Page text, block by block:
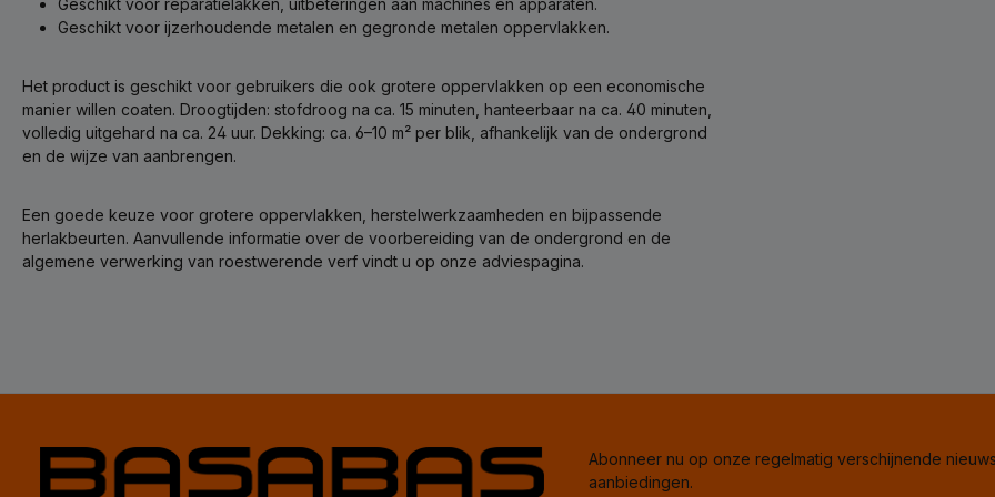
Geschikt voor reparatielakken, uitbeteringen aan machines en apparaten.
Geschikt voor ijzerhoudende metalen en gegronde metalen oppervlakken.
Het product is geschikt voor gebruikers die ook grotere oppervlakken op een economische
manier willen coaten. Droogtijden: stofdroog na ca. 15 minuten, hanteerbaar na ca. 40 minuten,
volledig uitgehard na ca. 24 uur. Dekking: ca. 6–10 m² per blik, afhankelijk van de ondergrond
en de wijze van aanbrengen.
Een goede keuze voor grotere oppervlakken, herstelwerkzaamheden en bijpassende
herlakbeurten. Aanvullende informatie over de voorbereiding van de ondergrond en de
algemene verwerking van roestwerende verf vindt u op onze adviespagina.
Abonneer nu op onze regelmatig verschijnende
aanbiedingen.